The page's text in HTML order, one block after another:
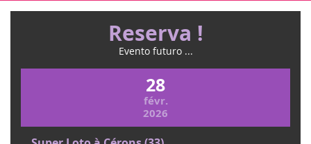
Reserva !
Evento futuro ...
28
févr.
2026